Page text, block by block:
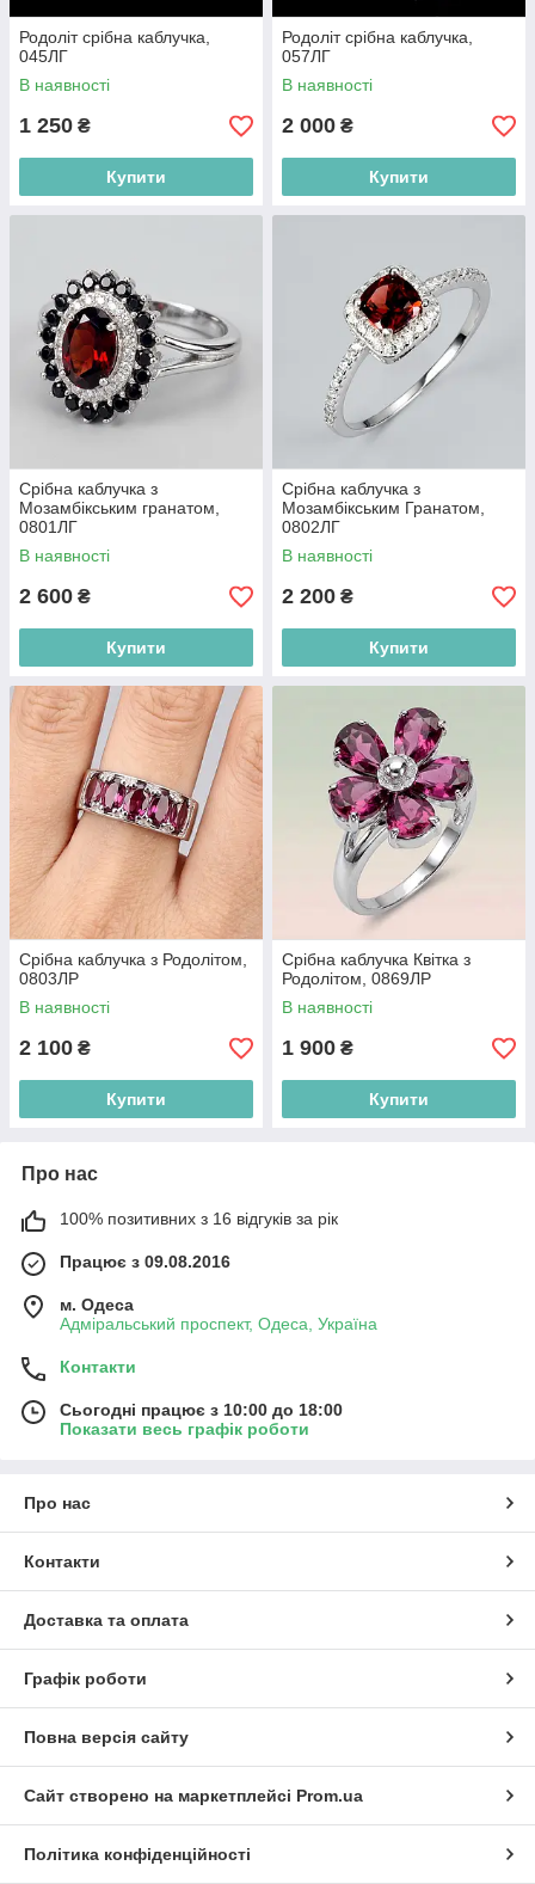
Родоліт срібна каблучка,
045ЛГ
В наявності
1 250 ₴
Купити
Родоліт срібна каблучка,
057ЛГ
В наявності
2 000 ₴
Купити
Срібна каблучка з
Мозамбікським гранатом,
0801ЛГ
В наявності
2 600 ₴
Купити
Срібна каблучка з
Мозамбікським Гранатом,
0802ЛГ
В наявності
2 200 ₴
Купити
Срібна каблучка з Родолітом,
0803ЛР
В наявності
2 100 ₴
Купити
Срібна каблучка Квітка з
Родолітом, 0869ЛР
В наявності
1 900 ₴
Купити
Про нас
100% позитивних з 16 відгуків за рік
Працює з 09.08.2016
м. Одеса
Адміральський проспект, Одеса, Україна
Контакти
Сьогодні працює з 10:00 до 18:00
Показати весь графік роботи
Про нас
Контакти
Доставка та оплата
Графік роботи
Повна версія сайту
Сайт створено на маркетплейсі Prom.ua
Політика конфіденційності